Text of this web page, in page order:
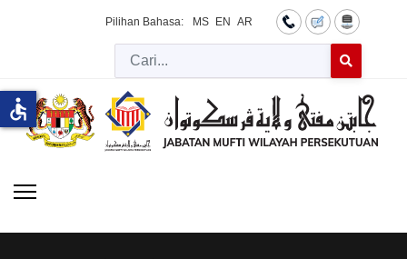
Pilihan Bahasa: MS EN AR
Cari
accessible